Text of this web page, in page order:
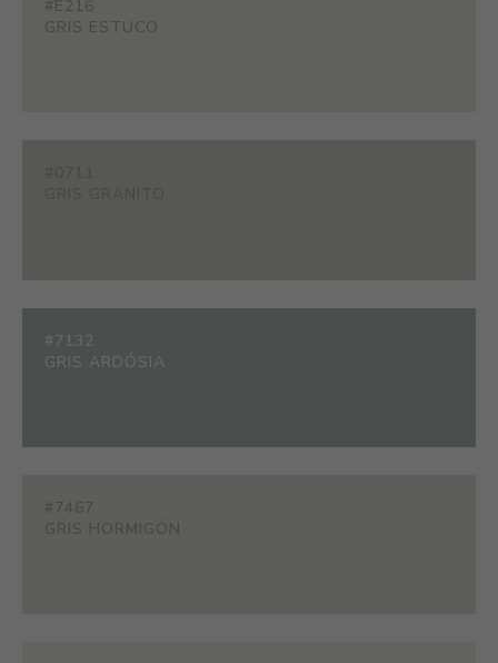
#E216
GRIS ESTUCO
#7132
GRIS ARDÓSIA
#7467
GRIS HORMIGÓN